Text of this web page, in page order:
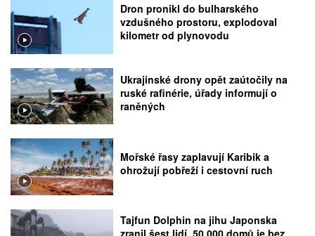
Dron pronikl do bulharského
vzdušného prostoru, explodoval
kilometr od plynovodu
Ukrajinské drony opět zaútočily na
ruské rafinérie, úřady informují o
raněných
Mořské řasy zaplavují Karibik a
ohrožují pobřeží i cestovní ruch
Tajfun Dolphin na jihu Japonska